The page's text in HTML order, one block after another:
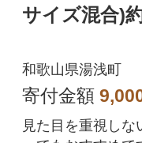
サイズ混合)
和歌山県湯浅町
寄付金額
見た目を重視しな